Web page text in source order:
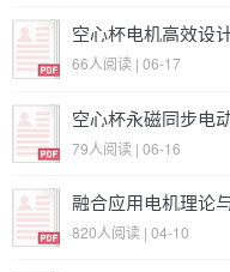
空心杯电机高效设
66人阅读 | 06-17
空心杯永磁同步电
79人阅读 | 06-16
融合应用电机理论
历程
820人阅读 | 04-10